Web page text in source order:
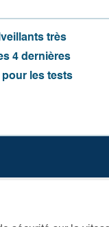
très
4 dernières
pour les tests